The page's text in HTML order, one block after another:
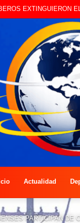
INVESTIGA ROBO
Actualidad
PARTICIPAN DE